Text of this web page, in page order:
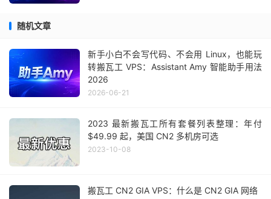
随机文章
新手小白不会写代码、不会用 Linux，也能玩
转搬瓦工 VPS：Assistant Amy 智能助手用法
2026
2026-06-21
2023 最新搬瓦工所有套餐列表整理：年付
$49.99 起，美国 CN2 多机房可选
2023-10-08
搬瓦工 CN2 GIA VPS：什么是 CN2 GIA 网络